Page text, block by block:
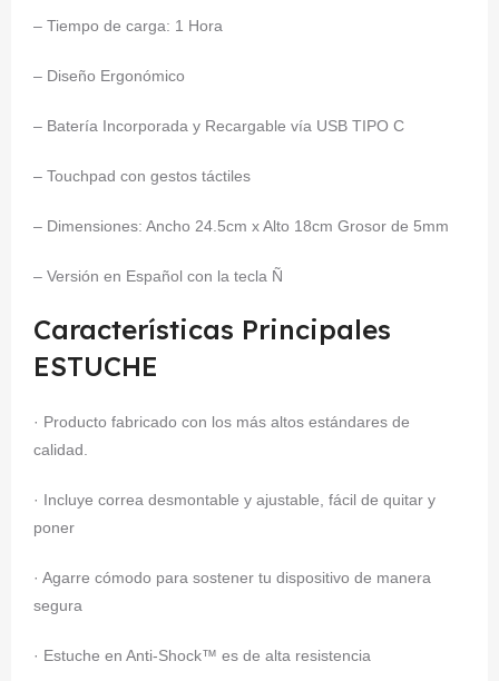
– Tiempo de carga: 1 Hora
– Diseño Ergonómico
– Batería Incorporada y Recargable vía USB TIPO C
– Touchpad con gestos táctiles
– Dimensiones: Ancho 24.5cm x Alto 18cm Grosor de 5mm
– Versión en Español con la tecla Ñ
Características Principales
ESTUCHE
· Producto fabricado con los más altos estándares de
calidad.
· Incluye correa desmontable y ajustable, fácil de quitar y
poner
· Agarre cómodo para sostener tu dispositivo de manera
segura
· Estuche en Anti-Shock™ es de alta resistencia